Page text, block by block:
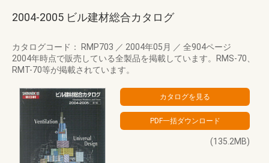
2004-2005 ビル建材総合カタログ
カタログコード： RMP703 ／ 2004年05月 ／ 全904ページ
2004年時点で販売している全製品を掲載しています。RMS-70、
RMT-70等が掲載されています。
(135.2MB)